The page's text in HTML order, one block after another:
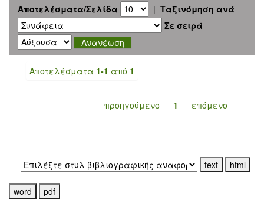
Αποτελέσματα/Σελίδα | Ταξινόμηση ανά
Σε σειρά
Αποτελέσματα 1-1 από 1
προηγούμενο 1 επόμενο